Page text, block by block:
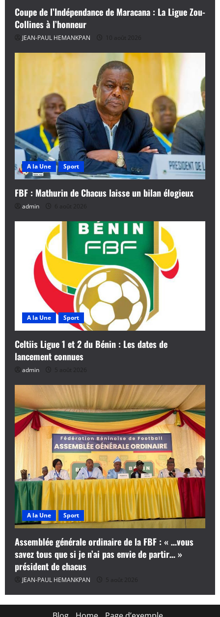
Coupe de l’Indépendance de Maracana : La Ligue Zou-
Collines à l’honneur
JEAN-PAUL HEMANKPAN 10 août 2026
A la Une Sport
FBF : Mathurin de Chacus laisse un bilan élogieux
admin 6 août 2026
A la Une Sport
Celtiis Ligue 1 et 2 du Bénin : Les dates de
lancement connues
admin 5 août 2026
A la Une Sport
Assemblée générale ordinaire de la FBF : « …vous
savez tous que si je n’ai pas envie de partir… »
président de chacus
JEAN-PAUL HEMANKPAN 5 août 2026